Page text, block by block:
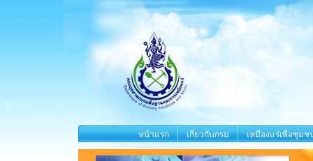
หน้าแรก เกี่ยวกับกรม เหมืองแร่เพื่อชุมช